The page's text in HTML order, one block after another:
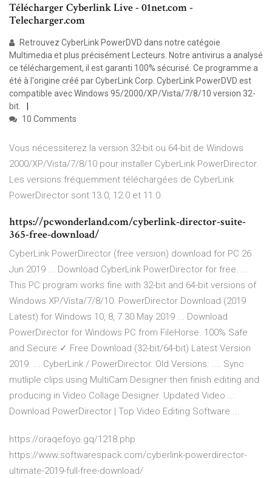
Télécharger Cyberlink Live - 01net.com -
Telecharger.com
Retrouvez CyberLink PowerDVD dans notre catégoie
Multimedia et plus précisément Lecteurs. Notre antivirus a analysé
ce téléchargement, il est garanti 100% sécurisé. Ce programme a
été à l'origine créé par CyberLink Corp. CyberLink PowerDVD est
compatible avec Windows 95/2000/XP/Vista/7/8/10 version 32-
bit.
10 Comments
Vous nécessiterez la version 32-bit ou 64-bit de Windows
2000/XP/Vista/7/8/10 pour installer CyberLink PowerDirector.
Les versions fréquemment téléchargées de CyberLink
PowerDirector sont 13.0, 12.0 et 11.0.
https://pcwonderland.com/cyberlink-director-suite-
365-free-download/
CyberLink PowerDirector (free version) download for PC 26
Jun 2019 ... Download CyberLink PowerDirector for free. ...
This PC program works fine with 32-bit and 64-bit versions of
Windows XP/Vista/7/8/10. PowerDirector Download (2019
Latest) for Windows 10, 8, 7 30 May 2019 ... Download
PowerDirector for Windows PC from FileHorse. 100% Safe
and Secure ✓ Free Download (32-bit/64-bit) Latest Version
2019. ... CyberLink / PowerDirector. Old Versions: .... Sync
mutliple clips using MultiCam Designer then finish editing and
producing in Video Collage Designer. Updated Video ...
Download PowerDirector | Top Video Editing Software ...
https://oraqefoyo.gq/1218.php
https://www.softwarespack.com/cyberlink-powerdirector-
ultimate-2019-full-free-download/